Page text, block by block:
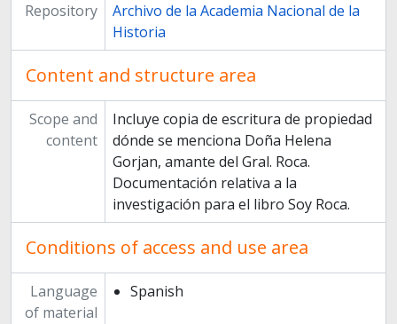
Repository
Archivo de la Academia Nacional de la
Historia
Content and structure area
Scope and
content
Incluye copia de escritura de propiedad
dónde se menciona Doña Helena
Gorjan, amante del Gral. Roca.
Documentación relativa a la
investigación para el libro Soy Roca.
Conditions of access and use area
Language
of material
Spanish